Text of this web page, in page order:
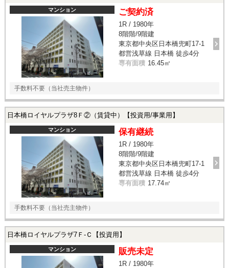
マンション ご契約済
1R / 1980年
8階階/9階建
東京都中央区日本橋兜町17-1
都営浅草線 日本橋 徒歩4分
専有面積 16.45㎡
手数料不要（当社売主物件）
日本橋ロイヤルプラザ8Ｆ②（賃貸中）【投資用/事業用】
マンション 保有継続
1R / 1980年
8階階/9階建
東京都中央区日本橋兜町17-1
都営浅草線 日本橋 徒歩4分
専有面積 17.74㎡
手数料不要（当社売主物件）
日本橋ロイヤルプラザ7Ｆ-Ｃ【投資用】
マンション 販売未定
1R / 1980年